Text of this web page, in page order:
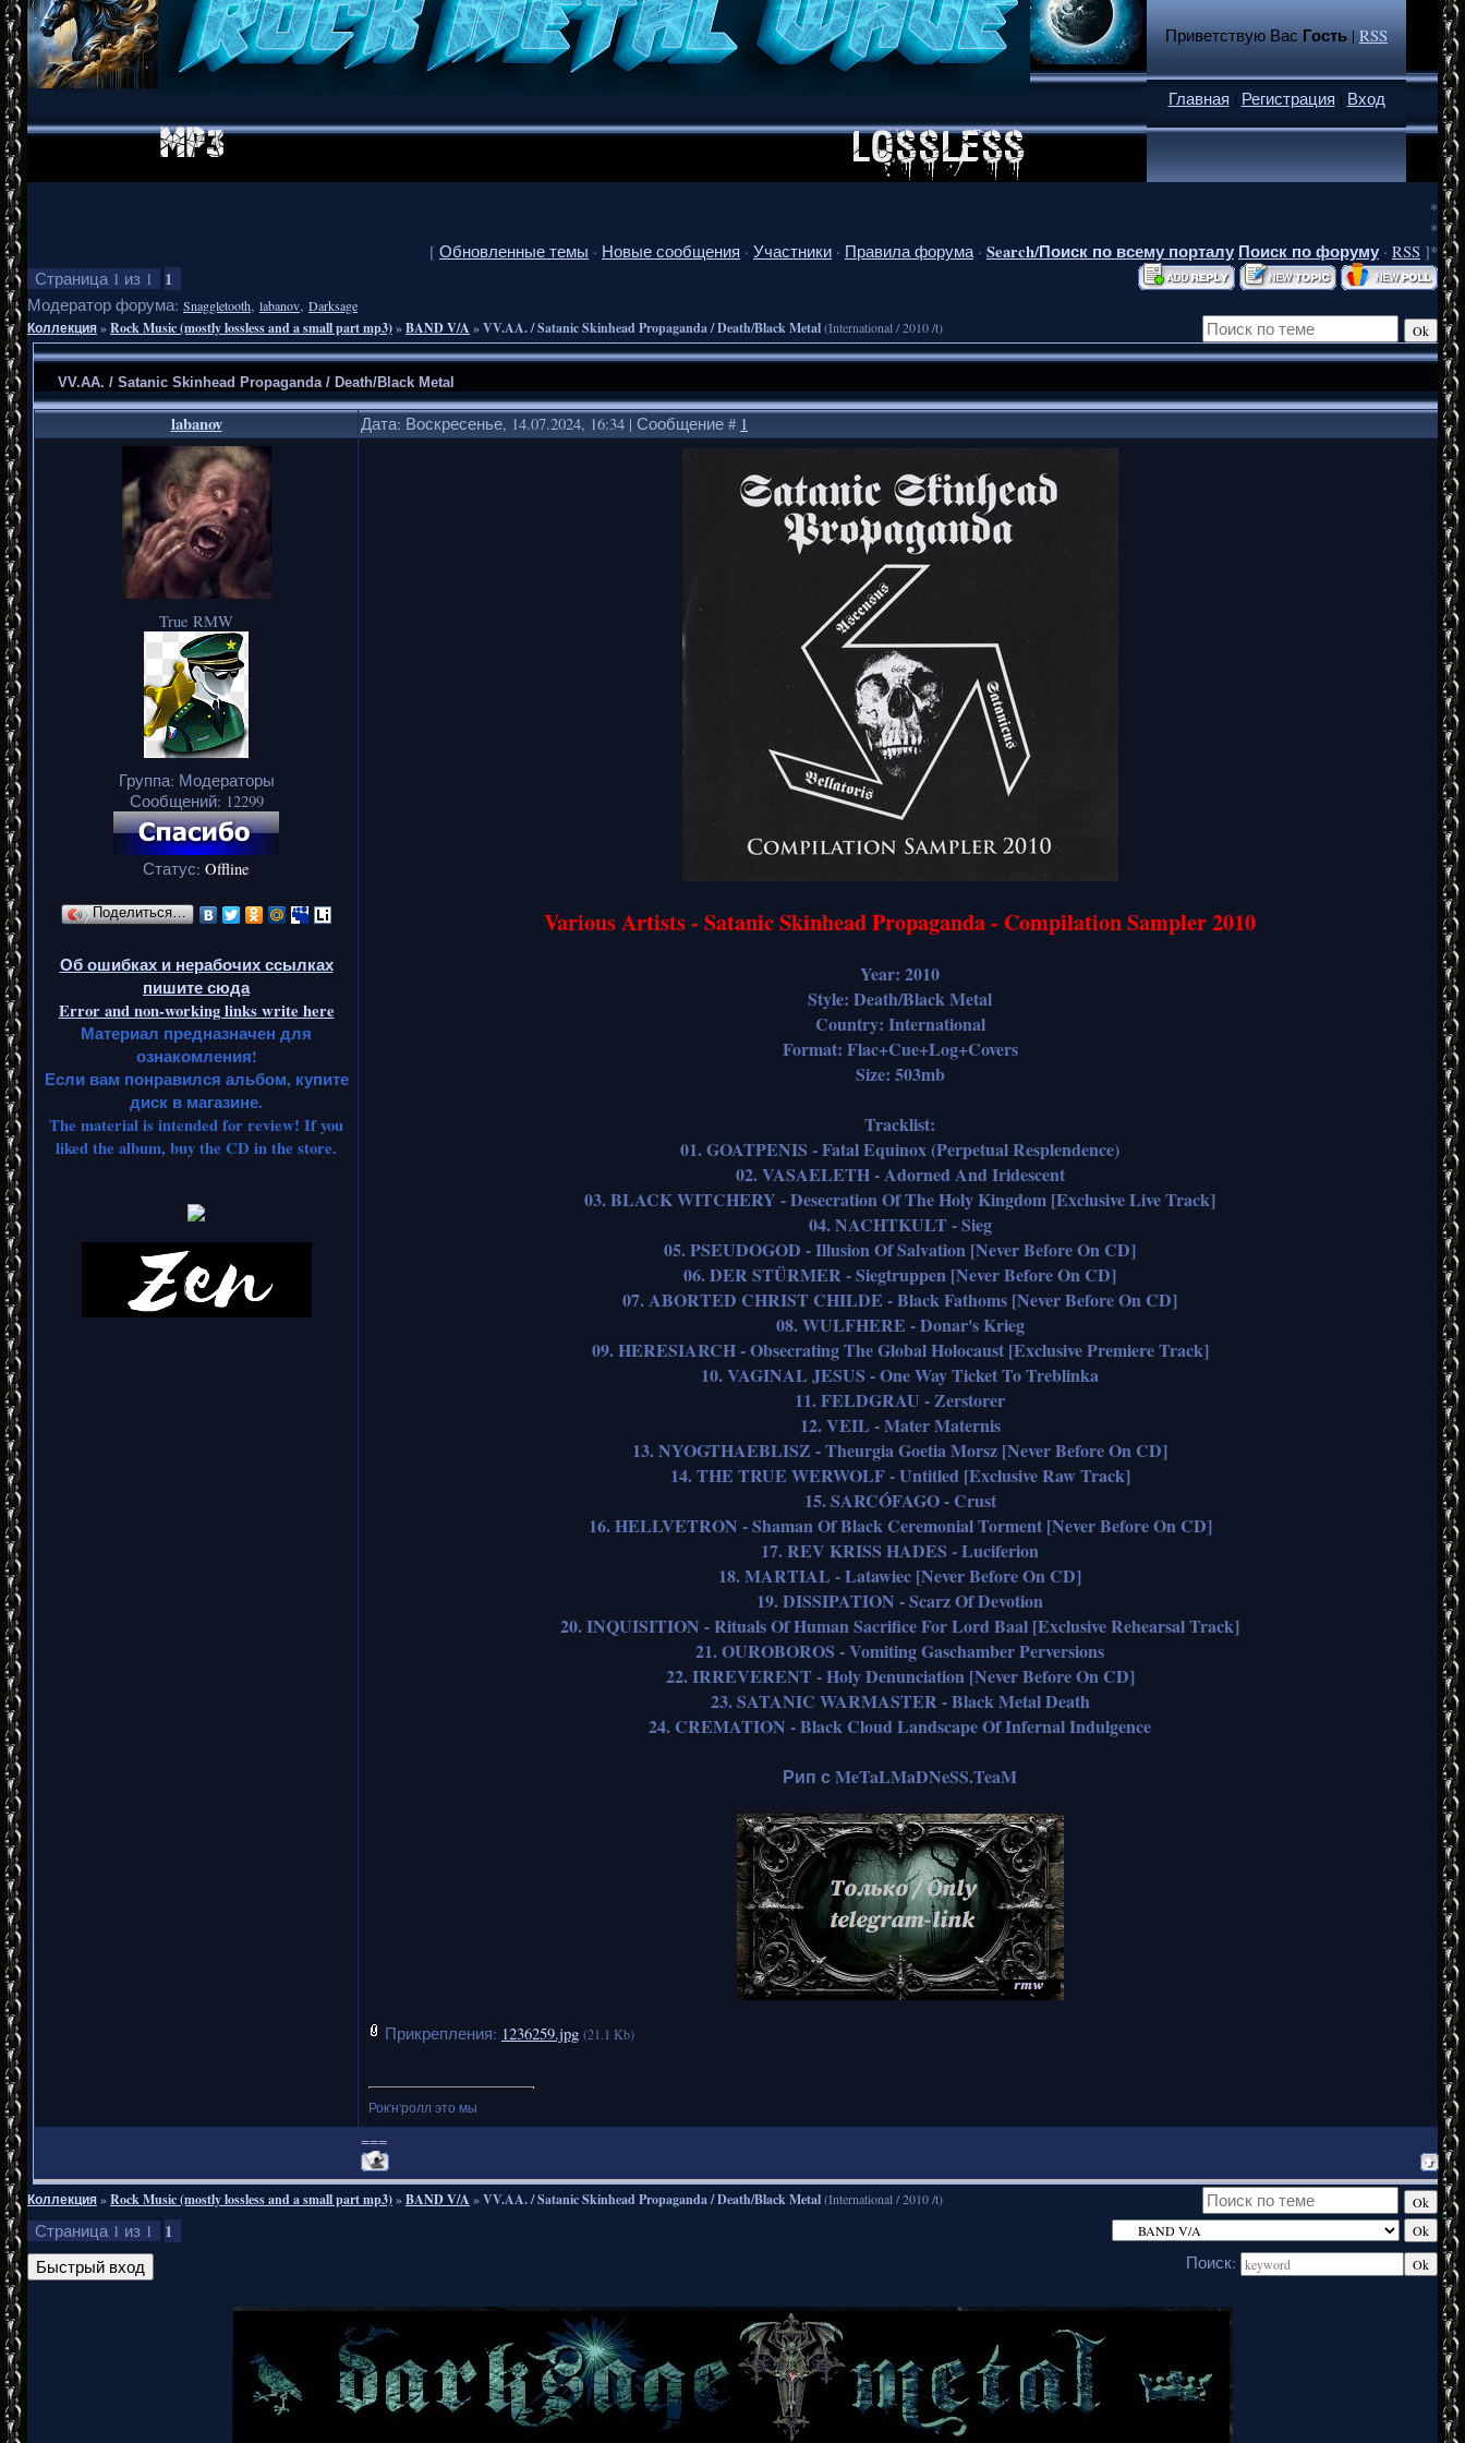
Приветствую Вас Гость|RSS
Главная | Регистрация | Вход
*
*
[ Обновленные темы · Новые сообщения · Участники · Правила форума · Search/Поиск по всему порталу Поиск по форуму · RSS ]*
Страница 1 из 1 1
Модератор форума: Snaggletooth, labanov, Darksage
Коллекция»Rock Music (mostly lossless and a small part mp3)»BAND V/A »VV.AA. / Satanic Skinhead Propaganda / Death/Black Metal(International / 2010 /t)
VV.AA. / Satanic Skinhead Propaganda / Death/Black Metal
labanov Дата: Воскресенье, 14.07.2024, 16:34 | Сообщение # 1
True RMW
Группа: Модераторы
Сообщений: 12299
Статус: Offline
Поделиться…
Об ошибках и нерабочих ссылках
пишите сюда
Error and non-working links write here
Материал предназначен для
ознакомления!
Если вам понравился альбом, купите
диск в магазине.
The material is intended for review! If you
liked the album, buy the CD in the store.
Various Artists - Satanic Skinhead Propaganda - Compilation Sampler 2010
Year: 2010
Style: Death/Black Metal
Country: International
Format: Flac+Cue+Log+Covers
Size: 503mb
Tracklist:
01. GOATPENIS - Fatal Equinox (Perpetual Resplendence)
02. VASAELETH - Adorned And Iridescent
03. BLACK WITCHERY - Desecration Of The Holy Kingdom [Exclusive Live Track]
04. NACHTKULT - Sieg
05. PSEUDOGOD - Illusion Of Salvation [Never Before On CD]
06. DER STÜRMER - Siegtruppen [Never Before On CD]
07. ABORTED CHRIST CHILDE - Black Fathoms [Never Before On CD]
08. WULFHERE - Donar's Krieg
09. HERESIARCH - Obsecrating The Global Holocaust [Exclusive Premiere Track]
10. VAGINAL JESUS - One Way Ticket To Treblinka
11. FELDGRAU - Zerstorer
12. VEIL - Mater Maternis
13. NYOGTHAEBLISZ - Theurgia Goetia Morsz [Never Before On CD]
14. THE TRUE WERWOLF - Untitled [Exclusive Raw Track]
15. SARCÓFAGO - Crust
16. HELLVETRON - Shaman Of Black Ceremonial Torment [Never Before On CD]
17. REV KRISS HADES - Luciferion
18. MARTIAL - Latawiec [Never Before On CD]
19. DISSIPATION - Scarz Of Devotion
20. INQUISITION - Rituals Of Human Sacrifice For Lord Baal [Exclusive Rehearsal Track]
21. OUROBOROS - Vomiting Gaschamber Perversions
22. IRREVERENT - Holy Denunciation [Never Before On CD]
23. SATANIC WARMASTER - Black Metal Death
24. CREMATION - Black Cloud Landscape Of Infernal Indulgence
Рип с MeTaLMaDNeSS.TeaM
Прикрепления: 1236259.jpg (21.1 Kb)
Рок'н'ролл это мы
===
Коллекция»Rock Music (mostly lossless and a small part mp3)»BAND V/A »VV.AA. / Satanic Skinhead Propaganda / Death/Black Metal(International / 2010 /t)
Страница 1 из 1 1
Поиск: